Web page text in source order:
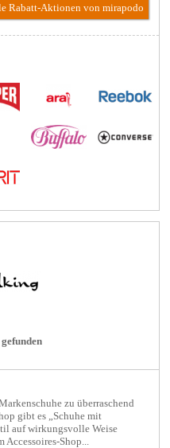
Rabatt-Aktionenvon mirapodo
zu überraschend
gibt es „Schuhe mit
auf wirkungsvolle Weise
Shop...